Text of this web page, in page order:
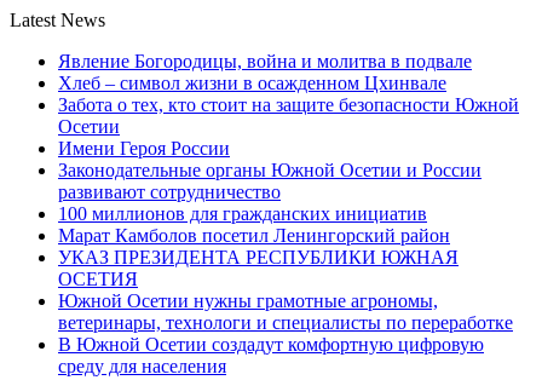
Latest News
Явление Богородицы, война и молитва в подвале
Хлеб – символ жизни в осажденном Цхинвале
Забота о тех, кто стоит на защите безопасности Южной
Осетии
Имени Героя России
Законодательные органы Южной Осетии и России
развивают сотрудничество
100 миллионов для гражданских инициатив
Марат Камболов посетил Ленингорский район
УКАЗ ПРЕЗИДЕНТА РЕСПУБЛИКИ ЮЖНАЯ
ОСЕТИЯ
Южной Осетии нужны грамотные агрономы,
ветеринары, технологи и специалисты по переработке
В Южной Осетии создадут комфортную цифровую
среду для населения